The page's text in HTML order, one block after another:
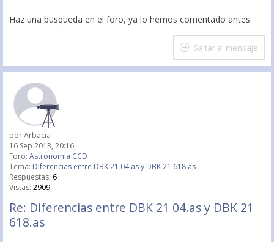
Haz una busqueda en el foro, ya lo hemos comentado antes
Saltar al mensaje
porArbacia
16 Sep 2013, 20:16
Foro: Astronomía CCD
Tema: Diferencias entre DBK 21 04.as y DBK 21 618.as
Respuestas: 6
Vistas: 2909
Re: Diferencias entre DBK 21 04.as y DBK 21
618.as